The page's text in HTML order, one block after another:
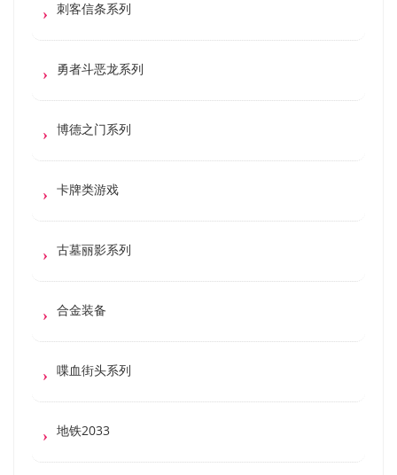
刺客信条系列
勇者斗恶龙系列
博德之门系列
卡牌类游戏
古墓丽影系列
合金装备
喋血街头系列
地铁2033